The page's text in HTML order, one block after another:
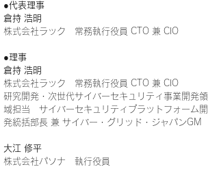
●代表理事
倉持 浩明
株式会社ラック 常務執行役員 CTO 兼 CIO
●理事
倉持 浩明
株式会社ラック 常務執行役員 CTO 兼 CIO
研究開発・次世代サイバーセキュリティ事業開発領
域担当 サイバーセキュリティプラットフォーム開
発統括部長 兼 サイバー・グリッド・ジャパンGM
大江 修平
株式会社パソナ 執行役員